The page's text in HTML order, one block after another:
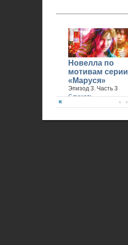
Новелла по
мотивам серии
«Маруся»
Эпизод 3. Часть 3
Слушать